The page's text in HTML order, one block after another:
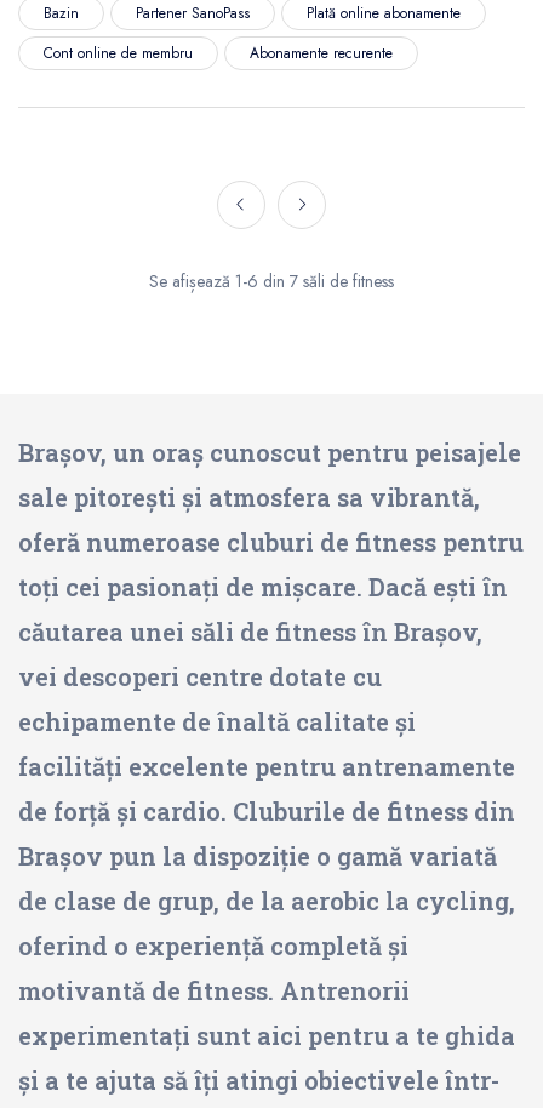
Bazin
Partener SanoPass
Plată online abonamente
Cont online de membru
Abonamente recurente
Se afișează 1-6 din 7 săli de fitness
Brașov, un oraș cunoscut pentru peisajele
sale pitorești și atmosfera sa vibrantă,
oferă numeroase cluburi de fitness pentru
toți cei pasionați de mișcare. Dacă ești în
căutarea unei săli de fitness în Brașov,
vei descoperi centre dotate cu
echipamente de înaltă calitate și
facilități excelente pentru antrenamente
de forță și cardio. Cluburile de fitness din
Brașov pun la dispoziție o gamă variată
de clase de grup, de la aerobic la cycling,
oferind o experiență completă și
motivantă de fitness. Antrenorii
experimentați sunt aici pentru a te ghida
și a te ajuta să îți atingi obiectivele într-